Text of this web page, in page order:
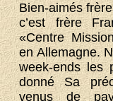
Bien-aimés
c’est frère
«Centre
en Allemagne.
week-ends les
donné Sa
venus de